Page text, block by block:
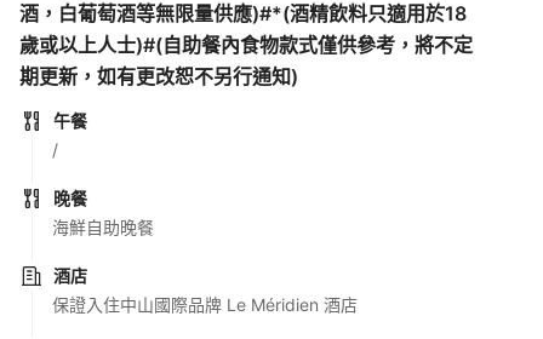
酒，白葡萄酒等無限量供應)#*(酒精飲料只適用於18
歲或以上人士)#(自助餐內食物款式僅供參考，將不定
期更新，如有更改恕不另行通知)
午餐
/
晚餐
海鮮自助晚餐
酒店
保證入住中山國際品牌 Le Méridien 酒店